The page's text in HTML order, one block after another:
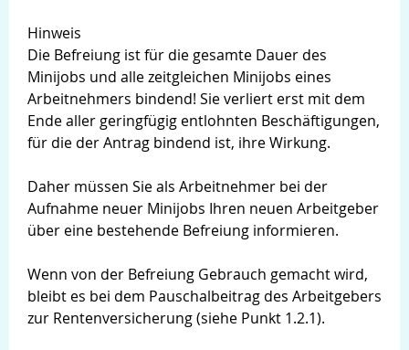
Hinweis
Die Befreiung ist für die gesamte Dauer des
Minijobs und alle zeitgleichen Minijobs eines
Arbeitnehmers bindend! Sie verliert erst mit dem
Ende aller geringfügig entlohnten Beschäftigungen,
für die der Antrag bindend ist, ihre Wirkung.
Daher müssen Sie als Arbeitnehmer bei der
Aufnahme neuer Minijobs Ihren neuen Arbeitgeber
über eine bestehende Befreiung informieren.
Wenn von der Befreiung Gebrauch gemacht wird,
bleibt es bei dem Pauschalbeitrag des Arbeitgebers
zur Rentenversicherung (siehe Punkt 1.2.1).